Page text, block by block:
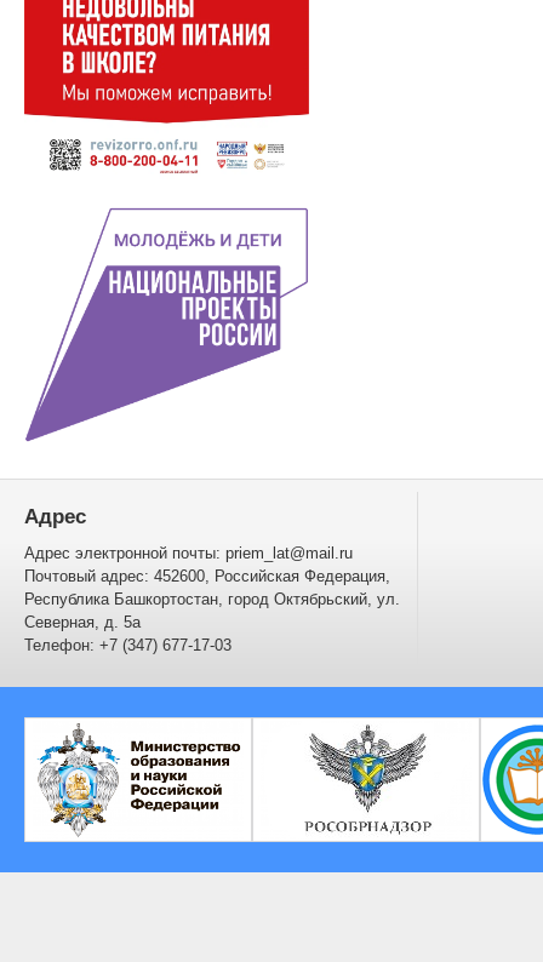
Адрес
Адрес электронной почты: priem_lat@mail.ru
Почтовый адрес: 452600, Российская Федерация,
Республика Башкортостан, город Октябрьский, ул.
Северная, д. 5а
Телефон: +7 (347) 677-17-03